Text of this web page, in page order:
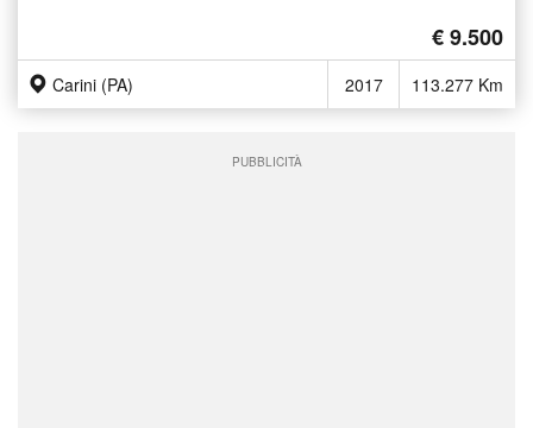
€ 9.500
Carini (PA) 2017 113.277 Km
PUBBLICITÀ